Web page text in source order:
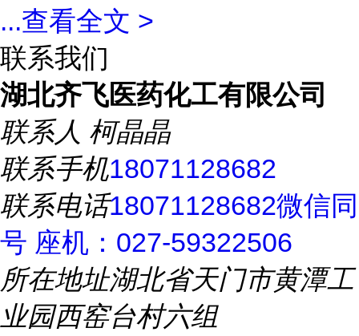
...查看全文 >
联系我们
湖北齐飞医药化工有限公司
联系人 柯晶晶
联系手机18071128682
联系电话18071128682微信同
号 座机：027-59322506
所在地址湖北省天门市黄潭工
业园西窑台村六组